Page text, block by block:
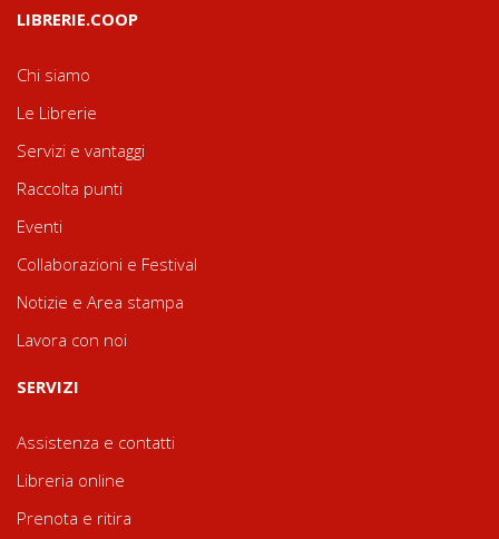
LIBRERIE.COOP
Chi siamo
Le Librerie
Servizi e vantaggi
Raccolta punti
Eventi
Collaborazioni e Festival
Notizie e Area stampa
Lavora con noi
SERVIZI
Assistenza e contatti
Libreria online
Prenota e ritira